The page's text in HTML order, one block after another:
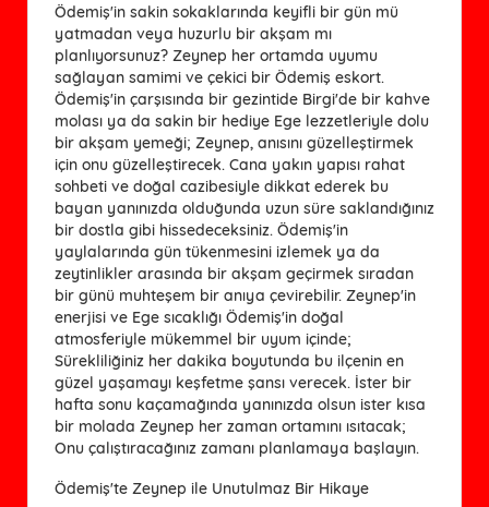
Ödemiş'in sakin sokaklarında keyifli bir gün mü
yatmadan veya huzurlu bir akşam mı
planlıyorsunuz? Zeynep her ortamda uyumu
sağlayan samimi ve çekici bir Ödemiş eskort.
Ödemiş'in çarşısında bir gezintide Birgi'de bir kahve
molası ya da sakin bir hediye Ege lezzetleriyle dolu
bir akşam yemeği; Zeynep, anısını güzelleştirmek
için onu güzelleştirecek. Cana yakın yapısı rahat
sohbeti ve doğal cazibesiyle dikkat ederek bu
bayan yanınızda olduğunda uzun süre saklandığınız
bir dostla gibi hissedeceksiniz. Ödemiş'in
yaylalarında gün tükenmesini izlemek ya da
zeytinlikler arasında bir akşam geçirmek sıradan
bir günü muhteşem bir anıya çevirebilir. Zeynep'in
enerjisi ve Ege sıcaklığı Ödemiş'in doğal
atmosferiyle mükemmel bir uyum içinde;
Sürekliliğiniz her dakika boyutunda bu ilçenin en
güzel yaşamayı keşfetme şansı verecek. İster bir
hafta sonu kaçamağında yanınızda olsun ister kısa
bir molada Zeynep her zaman ortamını ısıtacak;
Onu çalıştıracağınız zamanı planlamaya başlayın.
Ödemiş'te Zeynep ile Unutulmaz Bir Hikaye